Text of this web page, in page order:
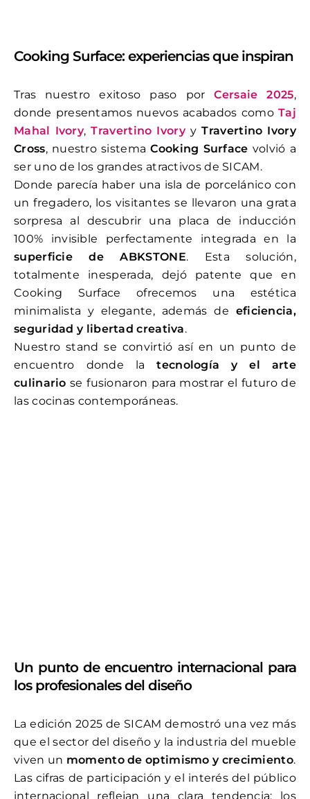
Cooking Surface: experiencias que inspiran
Tras nuestro exitoso paso porCersaie 2025,
donde presentamos nuevos acabados comoTaj
Mahal Ivory,Travertino IvoryyTravertino Ivory
Cross, nuestro sistemaCooking Surface volvió a
ser uno de los grandes atractivos de SICAM.
Donde parecía haber una isla de porcelánico con
un fregadero, los visitantes se llevaron una grata
sorpresa al descubrir una placa de inducción
100% invisible perfectamente integrada en la
superficie de ABKSTONE. Esta solución,
totalmente inesperada, dejó patente que en
Cooking Surface ofrecemos una estética
minimalista y elegante, además de eficiencia,
seguridad y libertad creativa.
Nuestro stand se convirtió así en un punto de
encuentro donde latecnología y el arte
culinario se fusionaron para mostrar el futuro de
las cocinas contemporáneas.
Un punto de encuentro internacional para
los profesionales del diseño
La edición 2025 de SICAM demostró una vez más
que el sector del diseño y la industria del mueble
viven un momento de optimismo y crecimiento.
Las cifras de participación y el interés del público
internacional reflejan una clara tendencia: los